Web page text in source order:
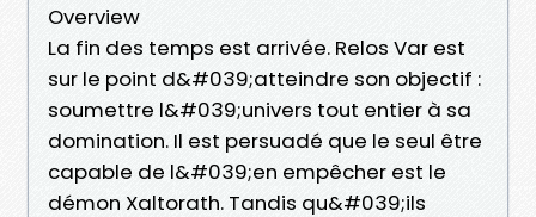
Overview
La fin des temps est arrivée. Relos Var est
sur le point d&#039;atteindre son objectif :
soumettre l&#039;univers tout entier à sa
domination. Il est persuadé que le seul être
capable de l&#039;en empêcher est le
démon Xaltorath. Tandis qu&#039;ils